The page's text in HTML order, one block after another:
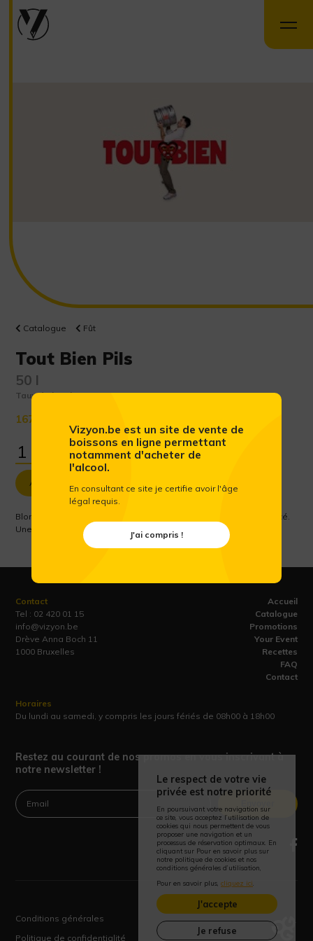
Catalogue Fût
Tout Bien Pils
50 l
Taux d'alcool :5.2 %
167.28 €
Ajouter au panier
Blonde au col crémeux. Saveur maltée et parfum légèrement fruité.
Une bière facile à boire avec une finale amère.
Accueil
Catalogue
Promotions
Your Event
Recettes
FAQ
Contact
Contact
Tel : 02 420 01 15
info@vizyon.be
Drève Anna Boch 11
1000 Bruxelles
Horaires
Du lundi au samedi, y compris les jours fériés de 08h00 à 18h00
Restez au courant de nos promos en vous inscrivant à
notre newsletter !
Conditions générales
Politique de confidentialité
Le respect de votre vie
privée est notre priorité
En poursuivant votre navigation sur
ce site, vous acceptez l’utilisation de
cookies qui nous permettent de vous
proposer une navigation et un
processus de réservation optimaux. En
cliquant sur Pour en savoir plus sur
notre politique de cookies et nos
conditions générales d’utilisation,
Pour en savoir plus, cliquez ici
J'accepte
Je refuse
Vizyon.be est un site de vente de
boissons en ligne permettant
notamment d'acheter de
l'alcool.
En consultant ce site je certifie avoir l'âge
légal requis.
J'ai compris !